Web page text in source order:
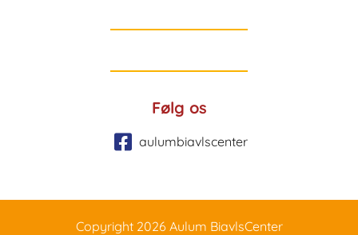
Følg os
aulumbiavlscenter
Copyright 2026 Aulum BiavlsCenter